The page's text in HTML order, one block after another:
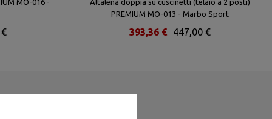
MO-016 -
Altalena doppia su cuscinetti (telaio a 2 posti)
PREMIUM MO-013 - Marbo Sport
447,00 €
393,36 €